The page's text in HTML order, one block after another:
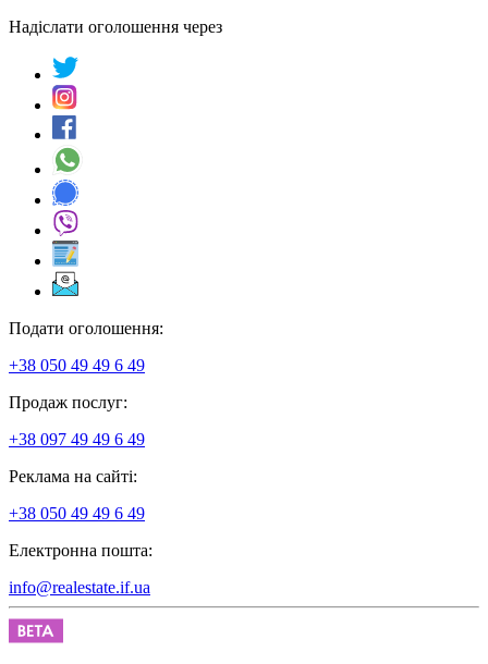
Надіслати оголошення через
Подати оголошення:
+38 050 49 49 6 49
Продаж послуг:
+38 097 49 49 6 49
Реклама на сайті:
+38 050 49 49 6 49
Електронна пошта:
info@realestate.if.ua